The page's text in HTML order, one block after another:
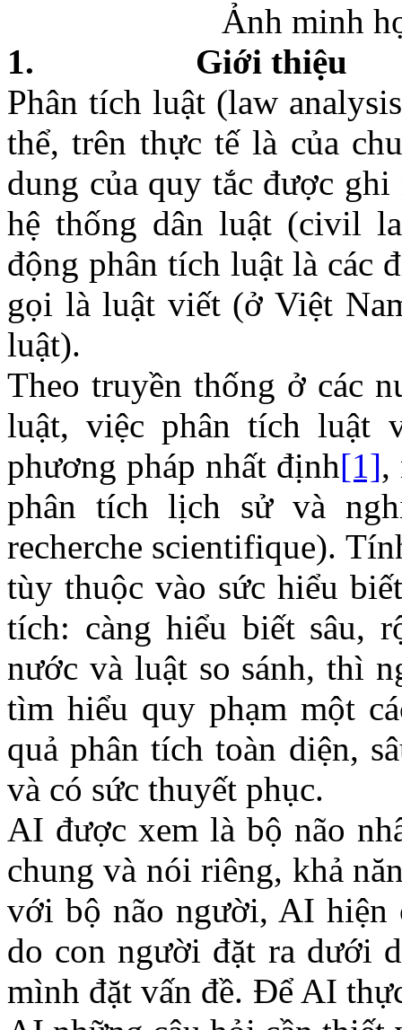
Ảnh minh
1.
Giới thiệu
Phân tích luật (law
thể, trên thực tế là của
dung của quy tắc được
hệ thống dân luật (civil
động phân tích luật là các
gọi là luật viết (ở Việt
luật).
Theo truyền thống ở các
luật, việc phân tích luật
phương pháp nhất định[1],
phân tích lịch sử và
recherche scientifique).
tùy thuộc vào sức hiểu
tích: càng hiểu biết sâu,
nước và luật so sánh, thì
tìm hiểu quy phạm một
quả phân tích toàn diện,
và có sức thuyết phục.
AI được xem là bộ não
chung và nói riêng, khả
với bộ não người, AI hiện
do con người đặt ra dưới
mình đặt vấn đề. Để AI